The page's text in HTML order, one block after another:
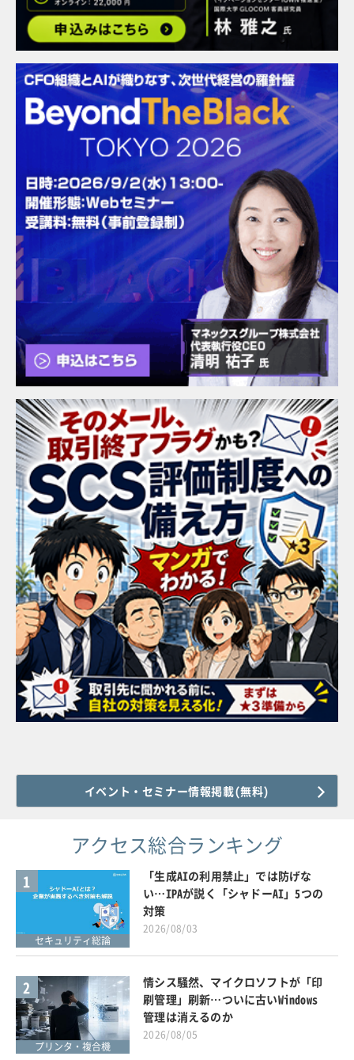
イベント・セミナー情報掲載(無料)
アクセス総合ランキング
1
セキュリティ総論
「生成AIの利用禁止」では防げな
い…IPAが説く「シャドーAI」5つの
対策
2026/08/03
2
プリンタ・複合機
情シス騒然、マイクロソフトが「印
刷管理」刷新…ついに古いWindows
管理は消えるのか
2026/08/05